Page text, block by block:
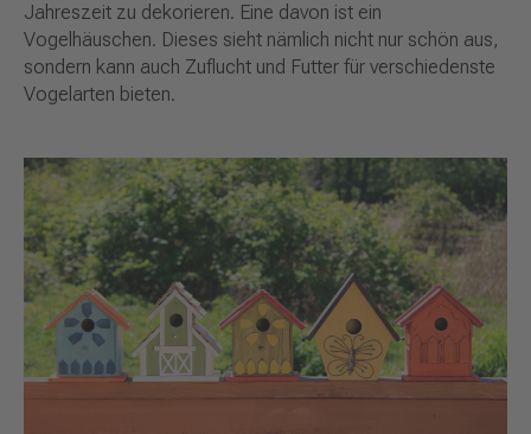
Jahreszeit zu dekorieren. Eine davon ist ein
Vogelhäuschen. Dieses sieht nämlich nicht nur schön aus,
sondern kann auch Zuflucht und Futter für verschiedenste
Vogelarten bieten.